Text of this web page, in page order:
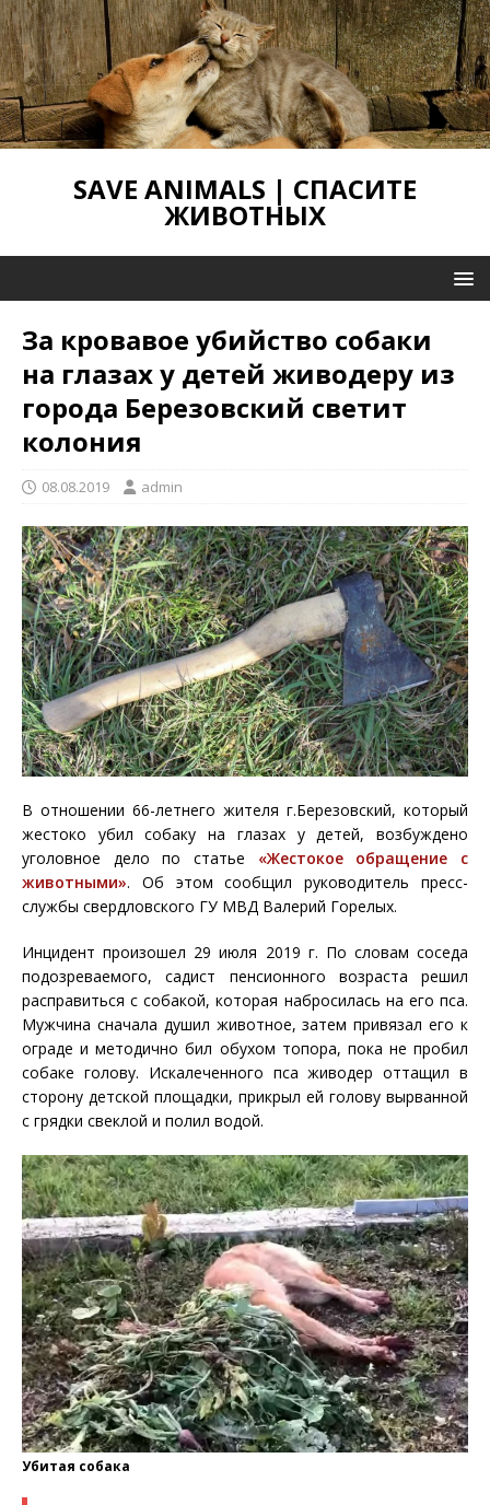
SAVE ANIMALS | СПАСИТЕ
ЖИВОТНЫХ
За кровавое убийство собаки
на глазах у детей живодеру из
города Березовский светит
колония
08.08.2019 admin
В отношении 66-летнего жителя г.Березовский, который
жестоко убил собаку на глазах у детей, возбуждено
уголовное дело по статье «Жестокое обращение с
животными». Об этом сообщил руководитель пресс-
службы свердловского ГУ МВД Валерий Горелых.
Инцидент произошел 29 июля 2019 г. По словам соседа
подозреваемого, садист пенсионного возраста решил
расправиться с собакой, которая набросилась на его пса.
Мужчина сначала душил животное, затем привязал его к
ограде и методично бил обухом топора, пока не пробил
собаке голову. Искалеченного пса живодер оттащил в
сторону детской площадки, прикрыл ей голову вырванной
с грядки свеклой и полил водой.
Убитая собака